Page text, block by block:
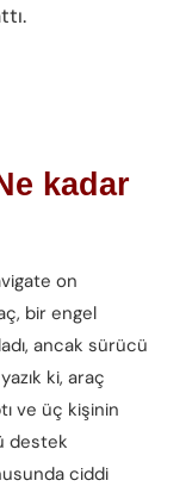
kadar
on
bir engel
ancak sürücü
ki, araç
ve üç kişinin
destek
ciddi